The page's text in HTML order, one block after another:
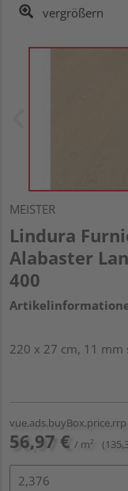
vergrößern
MEISTER
Lindura
Alabaster
400
220 x 27 cm, 11 mm
vue.ads.buyBox.price.rrp
56,97 € / m²